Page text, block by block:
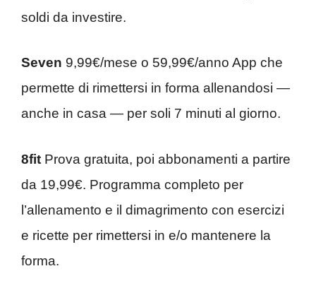
soldi da investire.
Seven 9,99€/mese o 59,99€/anno App che
permette di rimettersi in forma allenandosi —
anche in casa — per soli 7 minuti al giorno.
8fit Prova gratuita, poi abbonamenti a partire
da 19,99€. Programma completo per
l’allenamento e il dimagrimento con esercizi
e ricette per rimettersi in e/o mantenere la
forma.